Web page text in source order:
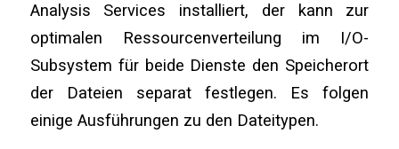
Analysis Services installiert, der kann zur
optimalen Ressourcenverteilung im I/O-
Subsystem für beide Dienste den Speicherort
der Dateien separat festlegen. Es folgen
einige Ausführungen zu den Dateitypen.